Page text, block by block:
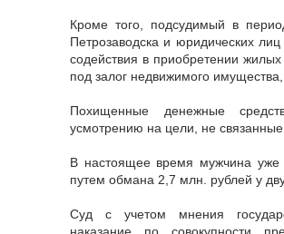
Кроме того, подсудимый в
Петрозаводска и юридических
содействия в приобретении
под залог недвижимого
Похищенные денежные
усмотрению на цели, не
В настоящее время мужчина уже
путем обмана 2,7 млн. рублей у
Суд с учетом мнения
наказание по совокупности